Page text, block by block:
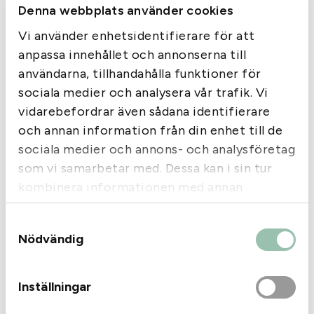
Denna webbplats använder cookies
Vi använder enhetsidentifierare för att
anpassa innehållet och annonserna till
användarna, tillhandahålla funktioner för
sociala medier och analysera vår trafik. Vi
vidarebefordrar även sådana identifierare
och annan information från din enhet till de
sociala medier och annons- och analysföretag
som vi samarbetar med. Dessa kan i sin tur
kombinera informationen med annan
information som du har tillhandahållit eller
som de har samlat in när du har använt deras
tjänster.
Nödvändig
Inställningar
K
u
m
ä
n
g
d
och djup penetration. Kulan tål hög hastighet och
Liknande produkter